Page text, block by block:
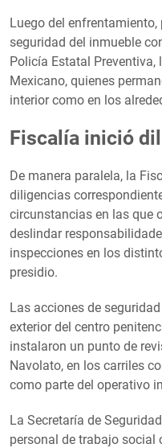
Luego del
seguridad del inmueble
Policía Estatal Preventiva,
Mexicano, quienes
interior como en los
Fiscalía inició
De manera paralela, la
diligencias
circunstancias en las que
deslindar
inspecciones en los
presidio.
Las acciones de
exterior del centro
instalaron un punto de
Navolato, en los carriles
como parte del operativo
La Secretaría de
personal de trabajo social